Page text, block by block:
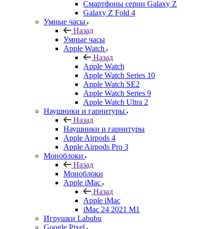
Смартфоны серии Galaxy Z
Galaxy Z Fold 4
Умные часы
Назад
Умные часы
Apple Watch
Назад
Apple Watch
Apple Watch Series 10
Apple Watch SE2
Apple Watch Series 9
Apple Watch Ultra 2
Наушники и гарнитуры
Назад
Наушники и гарнитуры
Apple Airpods 4
Apple Airpods Pro 3
Моноблоки
Назад
Моноблоки
Apple iMac
Назад
Apple iMac
iMac 24 2021 M1
Игрушки Labubu
Google Pixel